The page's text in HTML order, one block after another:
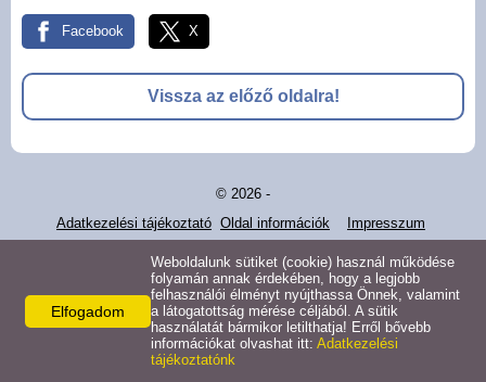
Alsórajk
EFOP-1.5.2-16-2017-00008
Facebook X
Vissza az előző oldalra!
© 2026 -
Adatkezelési tájékoztató Oldal információk Impresszum
Elfogadom
Weboldalunk sütiket (cookie) használ működése
folyamán annak érdekében, hogy a legjobb
felhasználói élményt nyújthassa Önnek, valamint
a látogatottság mérése céljából. A sütik
használatát bármikor letilthatja! Erről bővebb
információkat olvashat itt: Adatkezelési
tájékoztatónk